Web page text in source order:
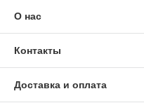
О нас
Контакты
Доставка и оплата